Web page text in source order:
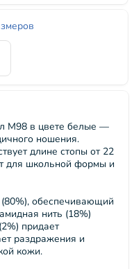
М98 в цвете белые —
ношения.
длине стопы от 22
для школьной формы и
(80%), обеспечивающий
нить (18%)
придает
раздражения и
кожи.